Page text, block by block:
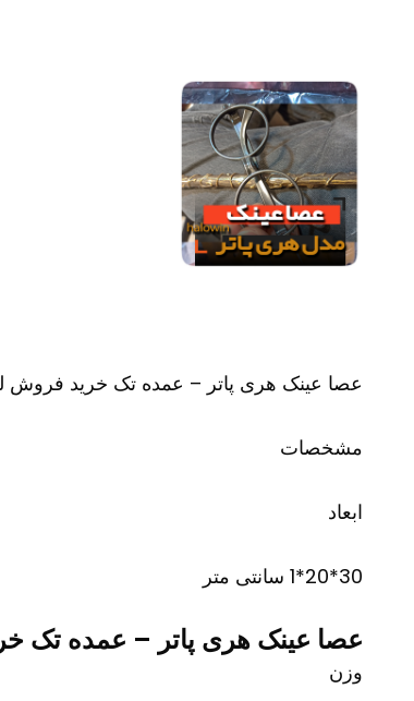
عصا عینک هری پاتر – عمده تک خرید فروش
مشخصات
ابعاد
30*20*1 سانتی متر
عصا عینک هری پاتر – عمده تک
وزن